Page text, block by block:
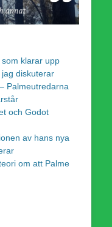
klarar upp
diskuterar
Palmeutredarna
och Godot
av hans nya
om att Palme